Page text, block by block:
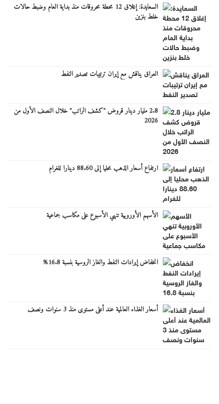
السعايدة: إغلاق 12 محطة محروقات منذ بداية العام وضبط حالات
خلط بنزين
العراق يناقش مع إيران ترتيبات تصدير النفط
2.8 مليار دينار قروض "كشف الراتب" خلال النصف الأول من
2026
ارتفاع أسعار الذهب محليا إلى 88.60 دينارا للغرام
الأسهم الأوروبية تنهي الأسبوع على مكاسب جماعية
انخفاض إيرادات النفط والغاز الروسية بنسبة 16.8%
أسعار الغذاء العالمية عند أعلى مستوى منذ 3 سنوات ونصف